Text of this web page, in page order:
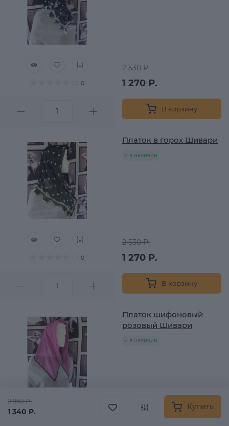
0
2 530 Р.
1 270 Р.
В корзину
0
Платок в горох Шивари
в наличии
2 530 Р.
1 270 Р.
В корзину
Платок шифоновый
розовый Шивари
в наличии
2 960 Р.
1 340 Р.
Купить